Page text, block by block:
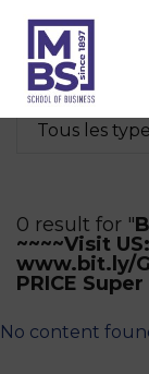
Tous les
0 result for "
~~~~Visit
www.bit.ly/
PRICE
No content